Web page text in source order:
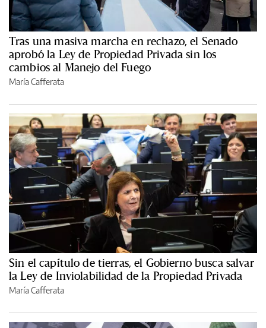
Tras una masiva marcha en rechazo, el Senado
aprobó la Ley de Propiedad Privada sin los
cambios al Manejo del Fuego
María Cafferata
Sin el capítulo de tierras, el Gobierno busca salvar
la Ley de Inviolabilidad de la Propiedad Privada
María Cafferata